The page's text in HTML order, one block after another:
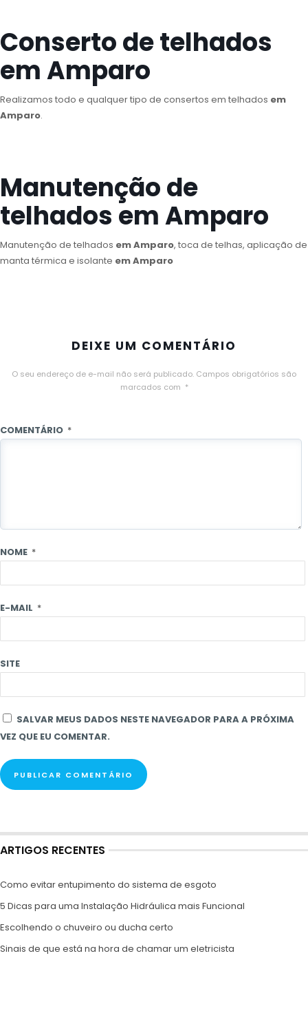
Conserto de telhados
em Amparo
Realizamos todo e qualquer tipo de consertos em telhados em
Amparo.
Manutenção de
telhados em Amparo
Manutenção de telhados em Amparo, toca de telhas, aplicação de
manta térmica e isolante em Amparo
DEIXE UM COMENTÁRIO
O seu endereço de e-mail não será publicado. Campos obrigatórios são
marcados com *
COMENTÁRIO *
NOME *
E-MAIL *
SITE
SALVAR MEUS DADOS NESTE NAVEGADOR PARA A PRÓXIMA
VEZ QUE EU COMENTAR.
ARTIGOS RECENTES
Como evitar entupimento do sistema de esgoto
5 Dicas para uma Instalação Hidráulica mais Funcional
Escolhendo o chuveiro ou ducha certo
Sinais de que está na hora de chamar um eletricista